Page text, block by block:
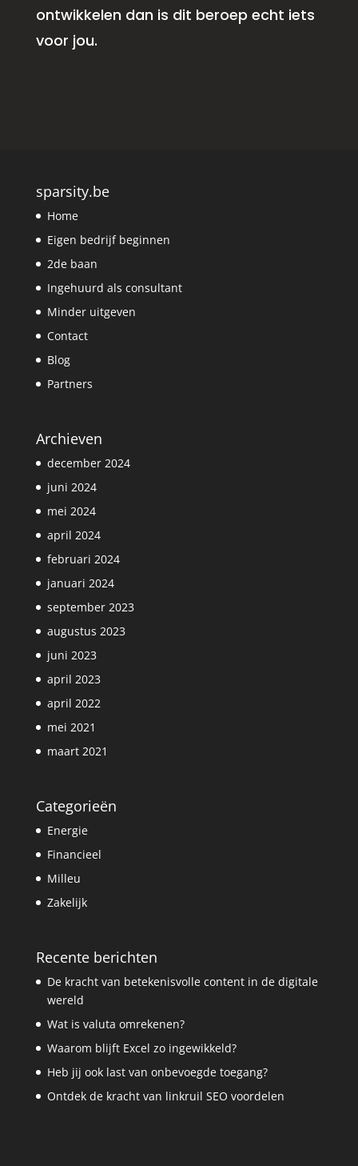
ontwikkelen dan is dit beroep echt iets
voor jou.
sparsity.be
Home
Eigen bedrijf beginnen
2de baan
Ingehuurd als consultant
Minder uitgeven
Contact
Blog
Partners
Archieven
december 2024
juni 2024
mei 2024
april 2024
februari 2024
januari 2024
september 2023
augustus 2023
juni 2023
april 2023
april 2022
mei 2021
maart 2021
Categorieën
Energie
Financieel
Milleu
Zakelijk
Recente berichten
De kracht van betekenisvolle content in de digitale
wereld
Wat is valuta omrekenen?
Waarom blijft Excel zo ingewikkeld?
Heb jij ook last van onbevoegde toegang?
Ontdek de kracht van linkruil SEO voordelen